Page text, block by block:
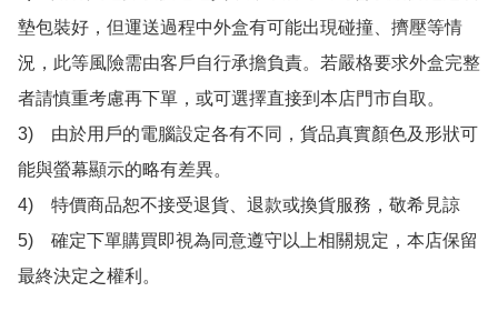
墊包裝好，但運送過程中外盒有可能出現碰撞、擠壓等情
況，此等風險需由客戶自行承擔負責。若嚴格要求外盒完整
者請慎重考慮再下單，或可選擇直接到本店門市自取。
3)　由於用戶的電腦設定各有不同，貨品真實顏色及形狀可
能與螢幕顯示的略有差異。
4)　特價商品恕不接受退貨、退款或換貨服務，敬希見諒
5)　確定下單購買即視為同意遵守以上相關規定，本店保留
最終決定之權利。